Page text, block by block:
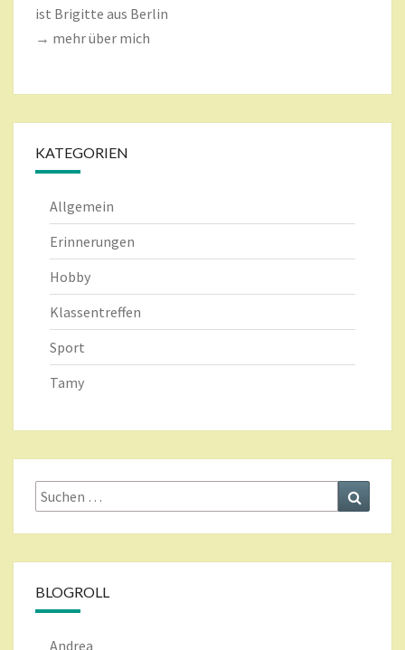
ist Brigitte aus Berlin
→ mehr über mich
KATEGORIEN
Allgemein
Erinnerungen
Hobby
Klassentreffen
Sport
Tamy
Suche
nach:
BLOGROLL
Andrea